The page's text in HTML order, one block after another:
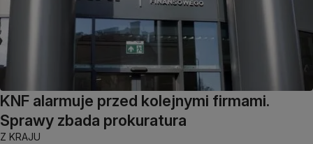
KNF alarmuje przed kolejnymi firmami.
Sprawy zbada prokuratura
Z KRAJU